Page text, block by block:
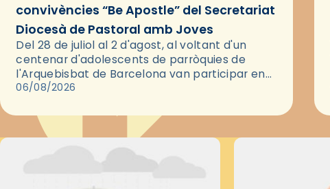
convivències “Be Apostle” del Secretariat
Diocesà de Pastoral amb Joves
Del 28 de juliol al 2 d'agost, al voltant d'un
centenar d'adolescents de parròquies de
l'Arquebisbat de Barcelona van participar en
les convivències Be Apostle, organitzades pel
06/08/2026